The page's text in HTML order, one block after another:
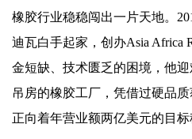
橡胶行业稳稳闯出一片天地。
迪瓦白手起家，创办Asia Africa
金短缺、技术匮乏的困境，他
吊房的橡胶工厂，凭借过硬品
正向着年营业额两亿美元的目标